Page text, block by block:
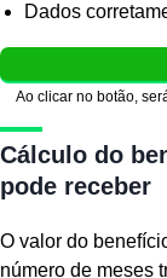
Dados
Ao clicar no botão,
Cálculo do
pode receber
O valor do
número de meses